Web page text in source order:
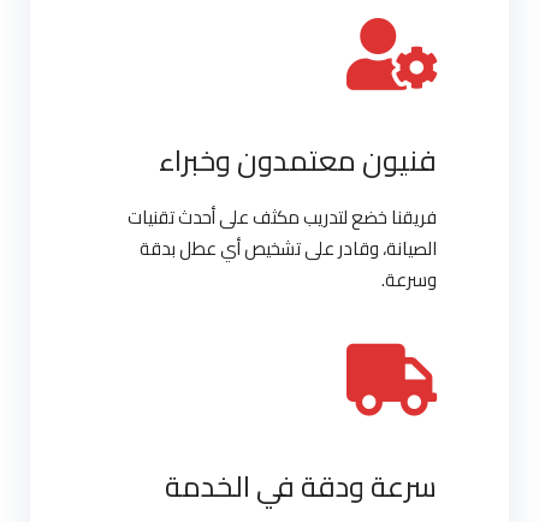
فنيون معتمدون وخبراء
فريقنا خضع لتدريب مكثف على أحدث تقنيات
الصيانة، وقادر على تشخيص أي عطل بدقة
وسرعة.
سرعة ودقة في الخدمة